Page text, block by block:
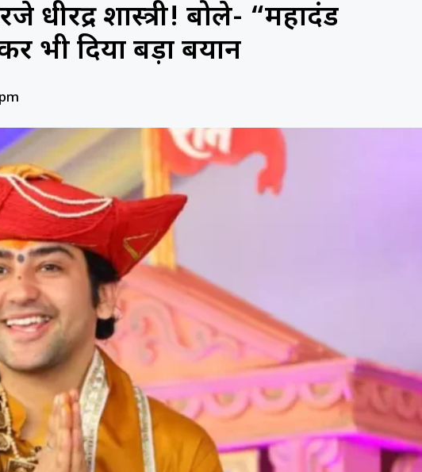
धीरेंद्र शास्त्री! बोले- “महादंड
भी दिया बड़ा बयान